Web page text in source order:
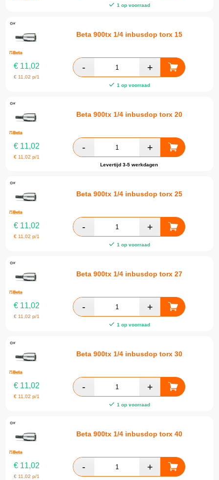
1 op voorraad
Beta 900tx 1/4 inbusdop torx 15
€11,02
€ 11,02 p/1
1 op voorraad
Beta 900tx 1/4 inbusdop torx 20
€11,02
€ 11,02 p/1
Levertijd 3-5 werkdagen
Beta 900tx 1/4 inbusdop torx 25
€11,02
€ 11,02 p/1
1 op voorraad
Beta 900tx 1/4 inbusdop torx 27
€11,02
€ 11,02 p/1
1 op voorraad
Beta 900tx 1/4 inbusdop torx 30
€11,02
€ 11,02 p/1
1 op voorraad
Beta 900tx 1/4 inbusdop torx 40
€11,02
€ 11,02 p/1